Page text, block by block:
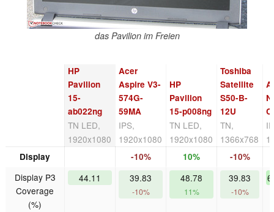
das Pavilion im Freien
HP
Pavilion
15-
ab022ng
TN LED,
1920x1080
Acer
Aspire V3-
574G-
59MA
IPS,
1920x1080
HP
Pavilion
15-p008ng
TN LED,
1920x1080
Toshiba
Satellite
S50-B-
12U
TN,
1366x768
Display -10% 10% -10%
Display P3
Coverage
(%)
44.11 39.83
-10%
48.78
11%
39.83
-10%